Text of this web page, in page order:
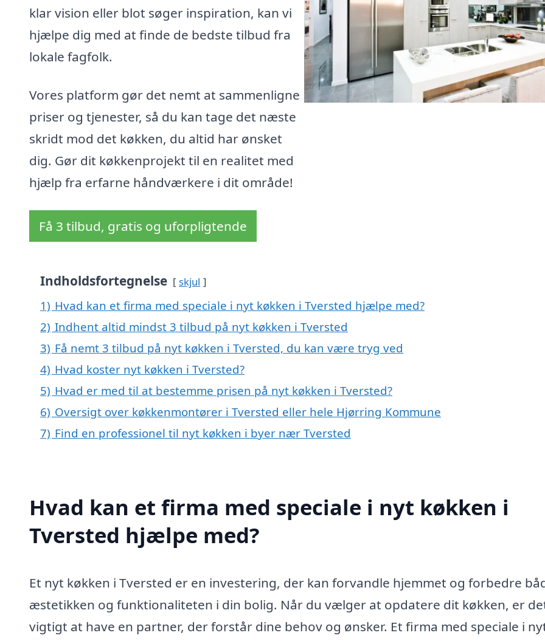
klar vision eller blot søger inspiration, kan vi
hjælpe dig med at finde de bedste tilbud fra
lokale fagfolk.
Vores platform gør det nemt at sammenligne
priser og tjenester, så du kan tage det næste
skridt mod det køkken, du altid har ønsket
dig. Gør dit køkkenprojekt til en realitet med
hjælp fra erfarne håndværkere i dit område!
Få 3 tilbud, gratis og uforpligtende
Indholdsfortegnelse skjul
1) Hvad kan et firma med speciale i nyt køkken i Tversted hjælpe med?
2) Indhent altid mindst 3 tilbud på nyt køkken i Tversted
3) Få nemt 3 tilbud på nyt køkken i Tversted, du kan være tryg ved
4) Hvad koster nyt køkken i Tversted?
5) Hvad er med til at bestemme prisen på nyt køkken i Tversted?
6) Oversigt over køkkenmontører i Tversted eller hele Hjørring Kommune
7) Find en professionel til nyt køkken i byer nær Tversted
Hvad kan et firma med speciale i nyt køkken i
Tversted hjælpe med?
Et nyt køkken i Tversted er en investering, der kan forvandle hjemmet og forbedre
æstetikken og funktionaliteten i din bolig. Når du vælger at opdatere dit køkken, er
vigtigt at have en partner, der forstår dine behov og ønsker. Et firma med speciale i